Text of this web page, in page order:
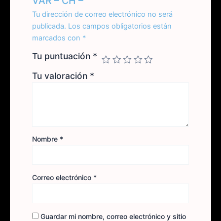
Tu dirección de correo electrónico no será
publicada. Los campos obligatorios están
marcados con *
Tu puntuación *
Tu valoración *
Nombre *
Correo electrónico *
Guardar mi nombre, correo electrónico y sitio